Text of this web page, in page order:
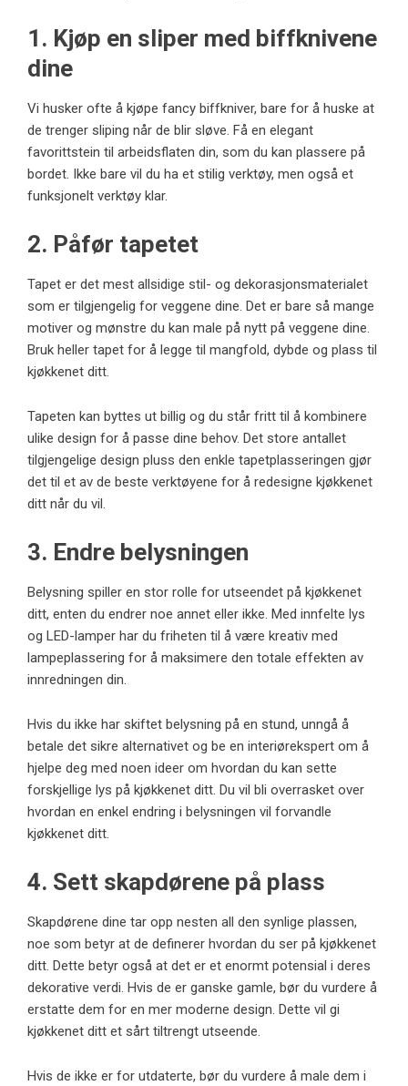
1. Kjøp en sliper med biffknivene
dine
Vi husker ofte å kjøpe fancy biffkniver, bare for å huske at
de trenger sliping når de blir sløve. Få en elegant
favorittstein til arbeidsflaten din, som du kan plassere på
bordet. Ikke bare vil du ha et stilig verktøy, men også et
funksjonelt verktøy klar.
2. Påfør tapetet
Tapet er det mest allsidige stil- og dekorasjonsmaterialet
som er tilgjengelig for veggene dine. Det er bare så mange
motiver og mønstre du kan male på nytt på veggene dine.
Bruk heller tapet for å legge til mangfold, dybde og plass til
kjøkkenet ditt.
Tapeten kan byttes ut billig og du står fritt til å kombinere
ulike design for å passe dine behov. Det store antallet
tilgjengelige design pluss den enkle tapetplasseringen gjør
det til et av de beste verktøyene for å redesigne kjøkkenet
ditt når du vil.
3. Endre belysningen
Belysning spiller en stor rolle for utseendet på kjøkkenet
ditt, enten du endrer noe annet eller ikke. Med innfelte lys
og LED-lamper har du friheten til å være kreativ med
lampeplassering for å maksimere den totale effekten av
innredningen din.
Hvis du ikke har skiftet belysning på en stund, unngå å
betale det sikre alternativet og be en interiørekspert om å
hjelpe deg med noen ideer om hvordan du kan sette
forskjellige lys på kjøkkenet ditt. Du vil bli overrasket over
hvordan en enkel endring i belysningen vil forvandle
kjøkkenet ditt.
4. Sett skapdørene på plass
Skapdørene dine tar opp nesten all den synlige plassen,
noe som betyr at de definerer hvordan du ser på kjøkkenet
ditt. Dette betyr også at det er et enormt potensial i deres
dekorative verdi. Hvis de er ganske gamle, bør du vurdere å
erstatte dem for en mer moderne design. Dette vil gi
kjøkkenet ditt et sårt tiltrengt utseende.
Hvis de ikke er for utdaterte, bør du vurdere å male dem i